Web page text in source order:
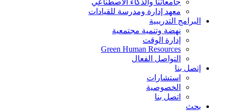
معهد إدارة ومدرسة للقيادات
البرامج التدريبية
نهضة وتنمية مجتمعية
إدارة الوقت
Green Human Resources
التواصل الفعال
إتصل بنا
استشارات
الخصوصية
اتصل بنا
بحث